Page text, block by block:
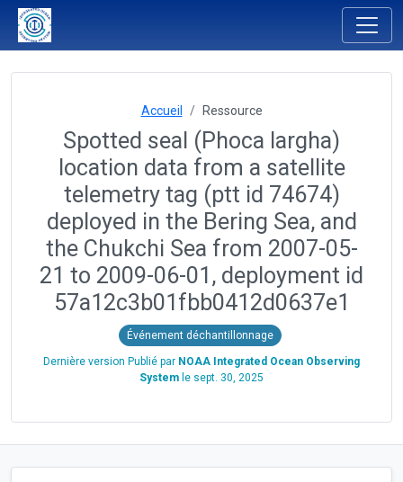
Accueil Ressource
Spotted seal (Phoca largha)
location data from a satellite
telemetry tag (ptt id 74674)
deployed in the Bering Sea, and
the Chukchi Sea from 2007-05-
21 to 2009-06-01, deployment id
57a12c3b01fbb0412d0637e1
Événement déchantillonnage
Dernière version Publié par NOAA Integrated Ocean Observing
System le sept. 30, 2025